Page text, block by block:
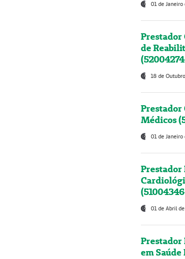
01 de Janeiro
Prestador
de
18 de
Prestador
Médicos
01 de Janeiro
Prestador
01 de Abril
Prestador
em